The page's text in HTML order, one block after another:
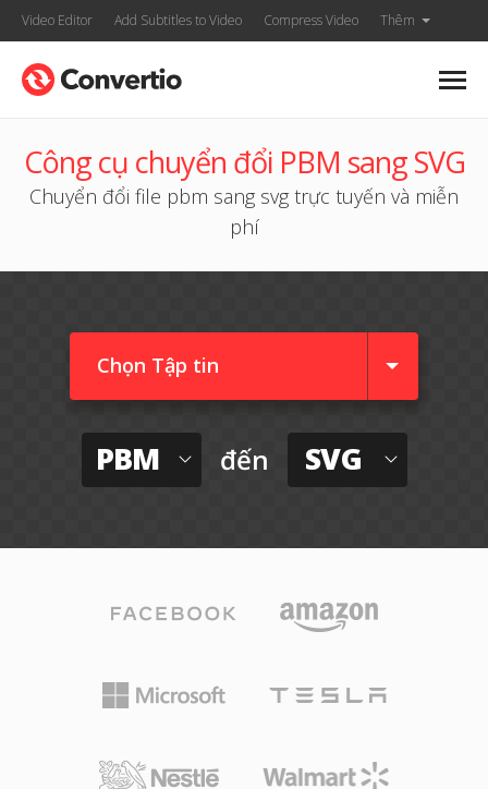
Video Editor Add Subtitles to Video Compress Video Thêm
Công cụ chuyển đổi PBM sang SVG
Chuyển đổi file pbm sang svg trực tuyến và miễn
phí
Chọn Tập tin
PBM đến SVG